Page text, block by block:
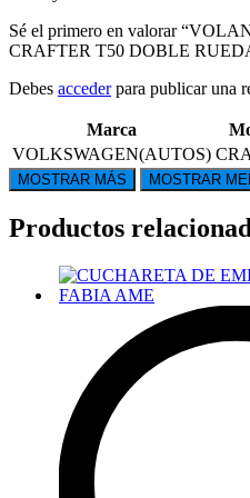
Sé el primero en valorar
CRAFTER T50 DOBLE
Debes accederpara publicar una
Marca
VOLKSWAGEN(AUTOS)
Productos